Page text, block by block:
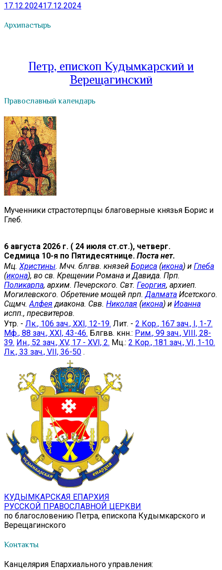
17.12.202417.12.2024
Архипастырь
Петр, епископ Кудымкарский и
Верещагинский
Православный календарь
Мученники страстотерпцы благоверные князья Борис и
Глеб.
6 августа 2026 г. ( 24 июля ст.ст.), четверг.
Седмица 10-я по Пятидесятнице. Поста нет.
Мц. Христины. Мчч. блгвв. князей Бориса (икона) и Глеба
(икона), во св. Крещении Романа и Давида. Прп.
Поликарпа, архим. Печерского. Свт. Георгия, архиеп.
Могилевского. Обретение мощей прп. Далмата Исетского.
Сщмч. Алфея диакона. Свв. Николая (икона) и Иоанна
испп., пресвитеров.
Утр. - Лк., 106 зач., XXI, 12-19. Лит. - 2 Кор., 167 зач., I, 1-7.
Мф., 88 зач., XXI, 43-46. Блгвв. кнн.: Рим., 99 зач., VIII, 28-
39. Ин., 52 зач., XV, 17 - XVI, 2. Мц.: 2 Кор., 181 зач., VI, 1-10.
Лк., 33 зач., VII, 36-50 .
КУДЫМКАРСКАЯ ЕПАРХИЯ
РУССКОЙ ПРАВОСЛАВНОЙ ЦЕРКВИ
по благословению Петра, епископа Кудымкарского и
Верещагинского
Контакты
Канцелярия Епархиального управления: